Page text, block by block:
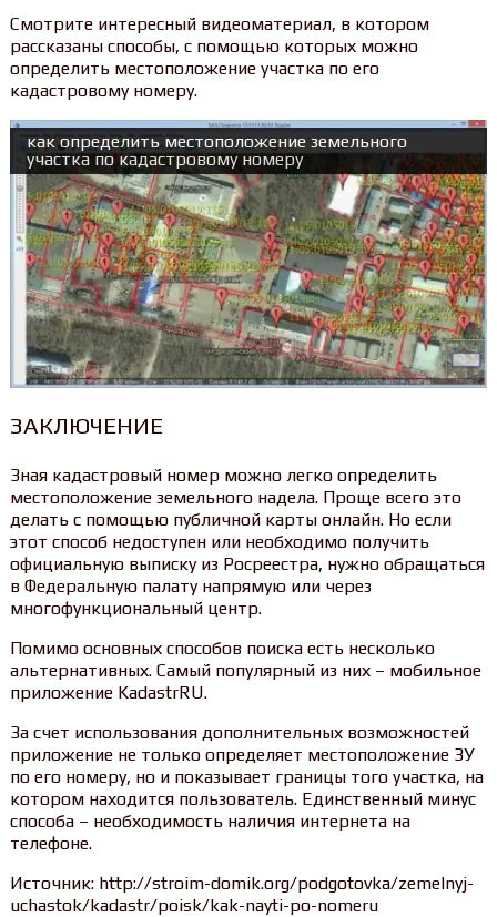
Смотрите интересный видеоматериал, в котором
рассказаны способы, с помощью которых можно
определить местоположение участка по его
кадастровому номеру.
как определить местоположение земельного
участка по кадастровому номеру
ЗАКЛЮЧЕНИЕ
Зная кадастровый номер можно легко определить
местоположение земельного надела. Проще всего это
делать с помощью публичной карты онлайн. Но если
этот способ недоступен или необходимо получить
официальную выписку из Росреестра, нужно обращаться
в Федеральную палату напрямую или через
многофункциональный центр.
Помимо основных способов поиска есть несколько
альтернативных. Самый популярный из них – мобильное
приложение KadastrRU.
За счет использования дополнительных возможностей
приложение не только определяет местоположение ЗУ
по его номеру, но и показывает границы того участка, на
котором находится пользователь. Единственный минус
способа – необходимость наличия интернета на
телефоне.
Источник: http://stroim-domik.org/podgotovka/zemelnyj-
uchastok/kadastr/poisk/kak-nayti-po-nomeru